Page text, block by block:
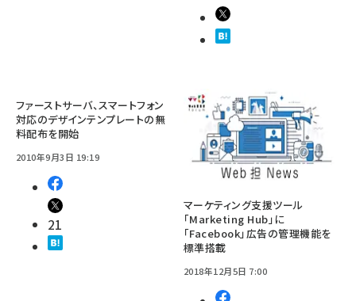
ファーストサーバ、スマートフォン
対応のデザインテンプレートの無
料配布を開始
2010年9月3日 19:19
21
マーケティング支援ツール
「Marketing Hub」に
「Facebook」広告の管理機能を
標準搭載
2018年12月5日 7:00